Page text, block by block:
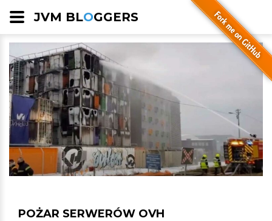
JVM BLOGGERS
POŻAR SERWERÓW OVH